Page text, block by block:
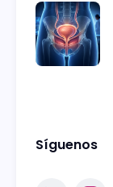
Síguenos